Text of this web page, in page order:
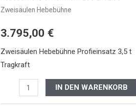
Zweisäulen Hebebühne
3.795,00 €
Zweisäulen Hebebühne Profieinsatz 3,5 t
Tragkraft
Lift
Zweisäulen
Hebebühne
Menge
IN DEN WARENKORB